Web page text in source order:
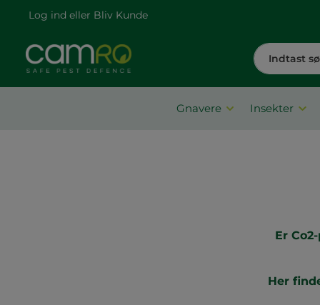
Log ind eller Bliv Kunde
Gnavere Insekter
Er
Her